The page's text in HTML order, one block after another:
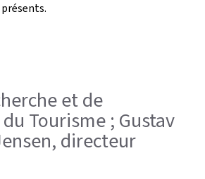
et de
Tourisme ; Gustav
directeur